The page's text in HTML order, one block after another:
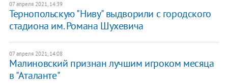
07 апреля 2021, 14:39
Тернопольскую "Ниву" выдворили с городского
стадиона им. Романа Шухевича
07 апреля 2021, 14:08
Малиновский признан лучшим игроком месяца
в "Аталанте"